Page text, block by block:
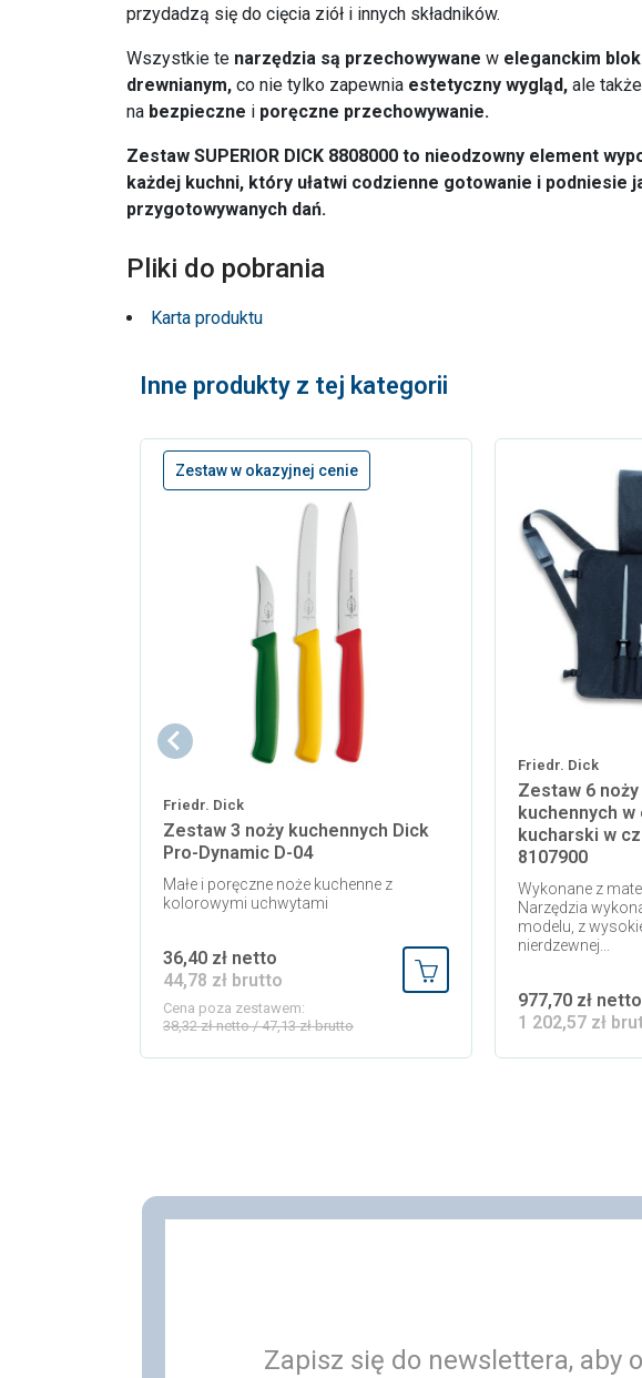
przydadzą się do cięcia ziół i innych składników.
Wszystkie te narzędzia są przechowywane w eleganckim
drewnianym, co nie tylko zapewnia estetyczny wygląd, ale
na bezpieczne i poręczne przechowywanie.
Zestaw SUPERIOR DICK 8808000 to nieodzowny element
każdej kuchni, który ułatwi codzienne gotowanie i podniesie
przygotowywanych dań.
Pliki do pobrania
Karta produktu
Inne produkty z tej kategorii
Zestaw w okazyjnej cenie
Friedr. Dick
Zestaw 3 noży kuchennych Dick
Pro-Dynamic D-04
Małe i poręczne noże kuchenne z
kolorowymi uchwytami
36,40 zł netto
44,78 zł brutto
Dodaj do koszyka
Cena poza zestawem:
38,32 zł netto / 47,13 zł brutto
Friedr. Dick
Zestaw 6
kuchennych
kucharski w
8107900
Wykonane z
Narzędzia
modelu, z
nierdzewnej...
977,70 zł netto
1 202,57 zł
Zapisz się do newslettera, aby